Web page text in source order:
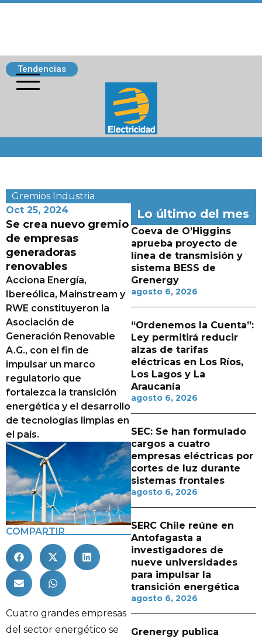
Tendencias
Gremios Industria
Oct 25, 2024
Se crea nuevo gremio
de empresas
generadoras
renovables
Acciona Energía,
Ibereólica, Mainstream y
RWE constituyeron la
Asociación de
Generación Renovable
A.G., con el fin de
impulsar un marco
regulatorio que
fortalezca la transición
energética y el desarrollo
de tecnologías limpias en
el país.
COMPARTIR
Cuatro grandes empresas
del sector energético se
Lo último del mes
Coeva de O’Higgins
aprueba proyecto de
línea de transmisión y
sistema BESS de
Grenergy
agosto 6, 2026
“Ordenemos la Cuenta”:
Ley permitirá reducir
alzas de tarifas
eléctricas en Los Ríos,
Los Lagos y La
Araucanía
agosto 6, 2026
SEC: Se han formulado
cargos a cuatro
empresas eléctricas por
cortes de luz durante
sistemas frontales
agosto 6, 2026
SERC Chile reúne en
Antofagasta a
investigadores de
nueve universidades
para impulsar la
transición energética
agosto 6, 2026
Grenergy publica